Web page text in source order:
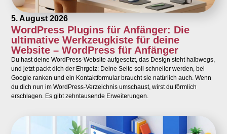
5. August 2026
WordPress Plugins für Anfänger: Die
ultimative Werkzeugkiste für deine
Website – WordPress für Anfänger
Du hast deine WordPress-Website aufgesetzt, das Design steht halbwegs,
und jetzt packt dich der Ehrgeiz: Deine Seite soll schneller werden, bei
Google ranken und ein Kontaktformular braucht sie natürlich auch. Wenn
du dich nun im WordPress-Verzeichnis umschaust, wirst du förmlich
erschlagen. Es gibt zehntausende Erweiterungen.